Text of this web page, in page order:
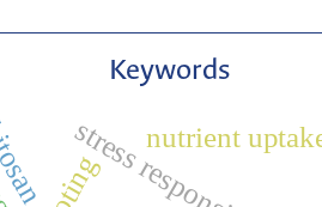
Keywords
nutrient